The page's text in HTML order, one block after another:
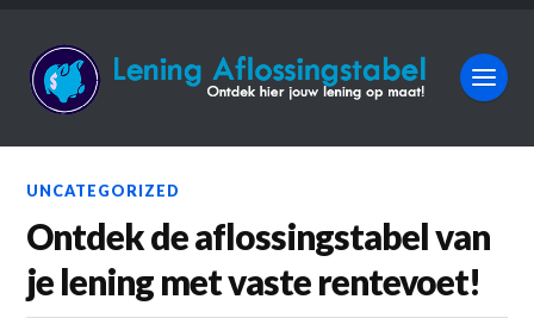
UNCATEGORIZED
Ontdek de aflossingstabel van
je lening met vaste rentevoet!